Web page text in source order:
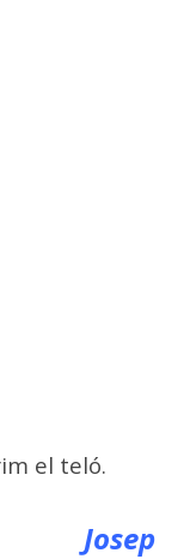
el teló.
Josep